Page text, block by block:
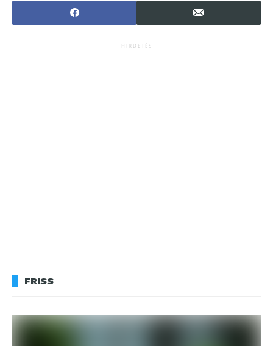
nyelvtanulás
szükségességét
HIRDETÉS
FRISS